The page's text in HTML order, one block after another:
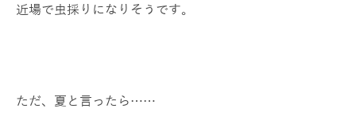
近場で虫採りになりそうです。
ただ、夏と言ったら……